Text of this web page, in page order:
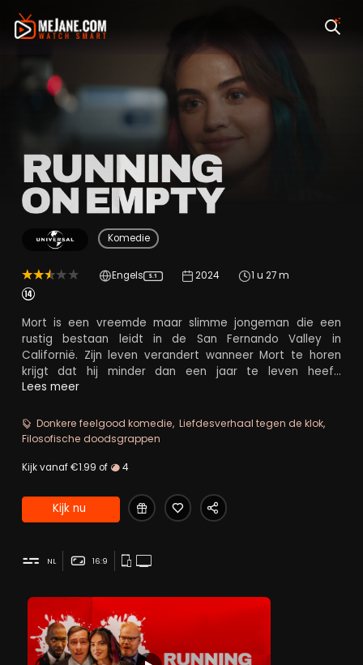
Running on Empty
Komedie
Engels 5.1 2024 1 u 27 m
Mort is een vreemde maar slimme jongeman die een
rustig bestaan leidt in de San Fernando Valley in
Californië. Zijn leven verandert wanneer Mort te horen
krijgt dat hij minder dan een jaar te leven heeft.
Vastbesloten om het beste uit elke dag te halen, gaat
bestaan en ontmoet tegelijkertijd het meisje van zijn
dromen.
Lees meer
Donkere feelgood komedie Liefdesverhaal tegen de klok
Filosofische doodsgrappen
Kijk vanaf €1.99 of 4
Kijk nu
NL 16:9